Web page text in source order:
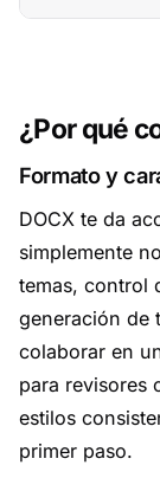
¿Por qué
Formato y
DOCX te da
simplemente
temas, control
generación de
colaborar en
para revisores
estilos
primer paso.